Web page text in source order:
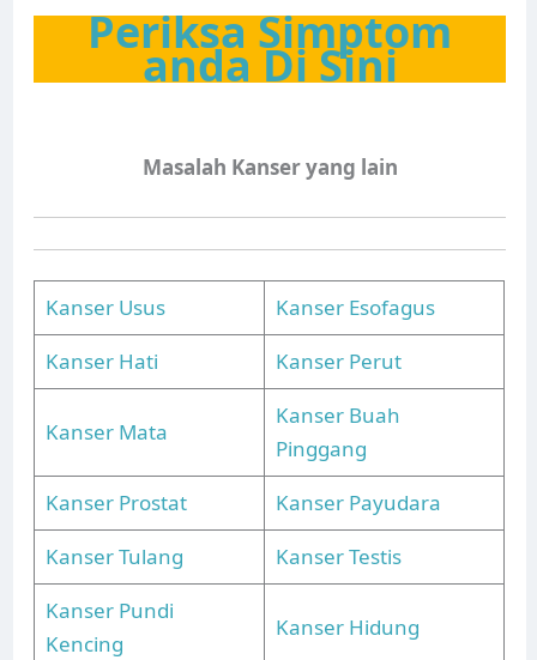
Periksa Simptom
anda Di Sini
Masalah Kanser yang lain
Kanser Usus
Kanser Esofagus
Kanser Hati
Kanser Perut
Kanser Mata
Kanser Buah
Pinggang
Kanser Prostat
Kanser Payudara
Kanser Tulang
Kanser Testis
Kanser Pundi
Kencing
Kanser Hidung